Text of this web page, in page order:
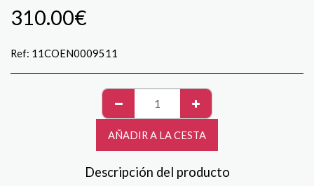
310.00€
Ref: 11COEN0009511
AÑADIR A LA CESTA
Descripción del producto